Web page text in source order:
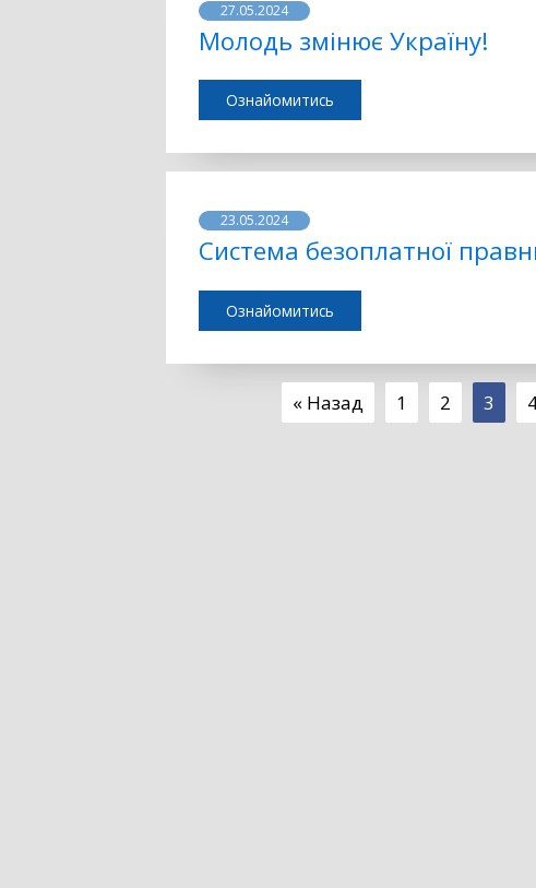
27.05.2024
Молодь змінює Україну!
Ознайомитись
23.05.2024
Система безоплатної
Ознайомитись
« Назад 1 2 3